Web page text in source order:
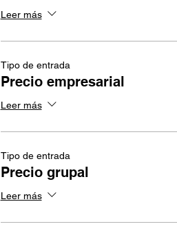
Leer más
Tipo de entrada
Precio empresarial
Leer más
Tipo de entrada
Precio grupal
Leer más